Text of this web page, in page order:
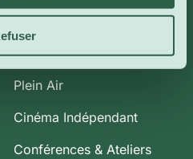
Catégories
Art et Expositions
Plein Air
Cinéma Indépendant
Conférences & Ateliers